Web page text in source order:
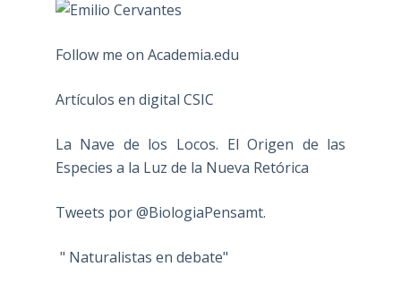
Follow me on Academia.edu
Artículos en digital CSIC
La Nave de los Locos. El Origen de las
Especies a la Luz de la Nueva Retórica
Tweets por @BiologiaPensamt.
" Naturalistas en debate"